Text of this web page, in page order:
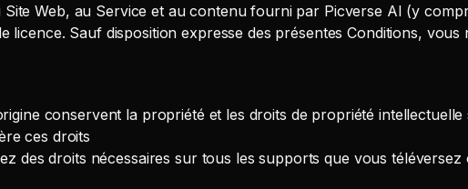
Web, au Service et au contenu fourni par Picverse AI (y
licence. Sauf disposition expresse des présentes Conditions,
conservent la propriété et les droits de propriété
ces droits
des droits nécessaires sur tous les supports que vous